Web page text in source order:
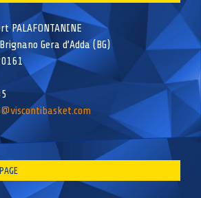
PALAFONTANINE
Gera d’Adda (BG)